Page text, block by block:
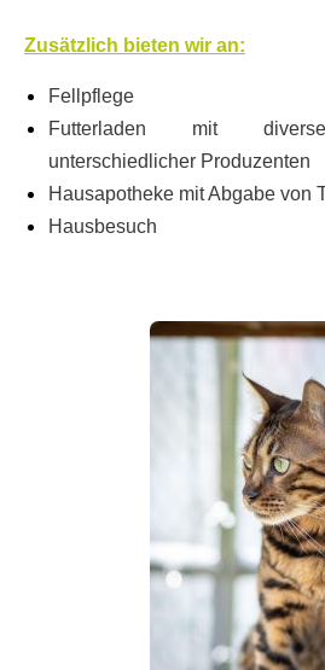
Zusätzlich bieten wir an:
Fellpflege
Futterladen mit
unterschiedlicher Produzenten
Hausapotheke mit Abgabe von
Hausbesuch